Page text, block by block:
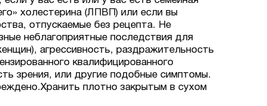
холестерина (ЛПВП) или если вы
отпускаемые без рецепта. Не
неблагоприятные последствия для
агрессивность, раздражительность
квалифицированного
зрения, или другие подобные симптомы.
Хранить плотно закрытым в сухом